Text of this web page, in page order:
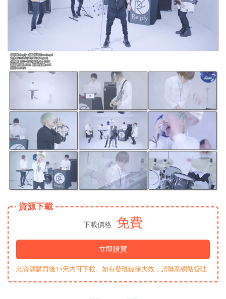
資源下載
下載價格 免費
立即購買
此資源購買後15天内可下載。如有發現鏈接失效，請聯系網站管理